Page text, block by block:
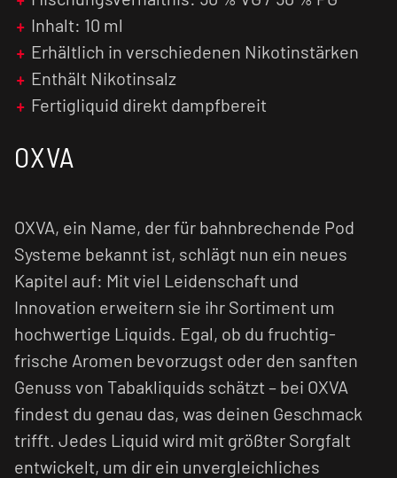
(Throat Hit). Zusätzlich wird das Nikotinsalz
schneller vom menschlichen Organismus
verarbeitet, was zu einer früheren
Nikotinsättigung führt.
Inhalt: 10 ml
Erhältlich in verschiedenen Nikotinstärken
Enthält Nikotinsalz
Fertigliquid direkt dampfbereit
OXVA
OXVA, ein Name, der für bahnbrechende Pod
Systeme bekannt ist, schlägt nun ein neues
Kapitel auf: Mit viel Leidenschaft und
Innovation erweitern sie ihr Sortiment um
hochwertige Liquids. Egal, ob du fruchtig-
frische Aromen bevorzugst oder den sanften
Genuss von Tabakliquids schätzt – bei OXVA
findest du genau das, was deinen Geschmack
trifft. Jedes Liquid wird mit größter Sorgfalt
entwickelt, um dir ein unvergleichliches